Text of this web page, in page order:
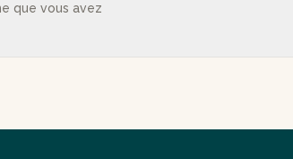
que vous avez